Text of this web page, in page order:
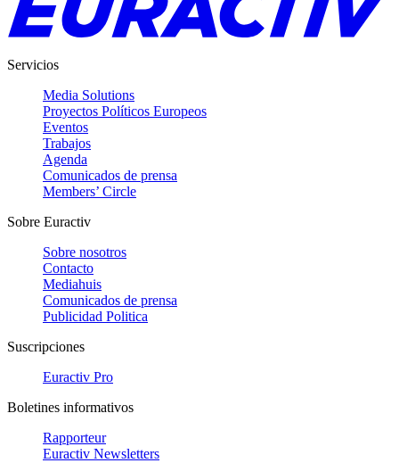
Servicios
Media Solutions
Proyectos Políticos Europeos
Eventos
Trabajos
Agenda
Comunicados de prensa
Members’ Circle
Sobre Euractiv
Sobre nosotros
Contacto
Mediahuis
Comunicados de prensa
Publicidad Politica
Suscripciones
Euractiv Pro
Boletines informativos
Rapporteur
Euractiv Newsletters